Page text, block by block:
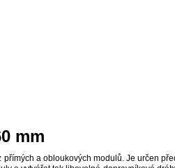
mm
a obloukových modulů. Je určen